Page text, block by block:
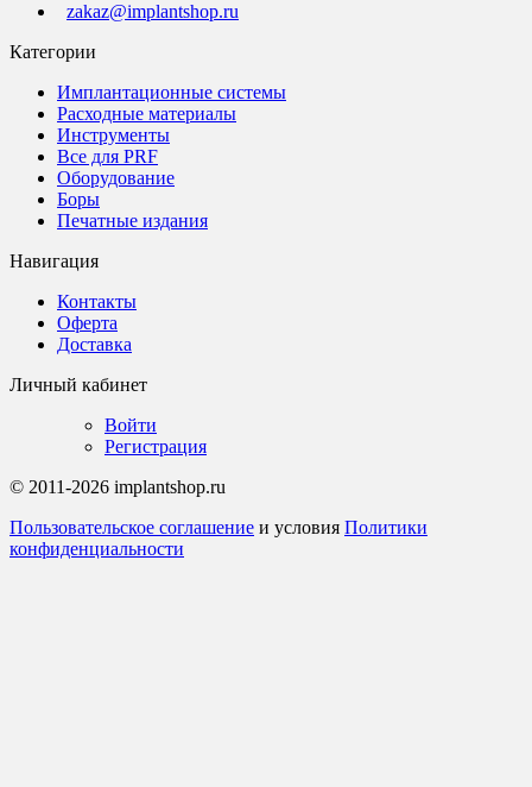
zakaz@implantshop.ru
Категории
Имплантационные системы
Расходные материалы
Инструменты
Все для PRF
Оборудование
Боры
Печатные издания
Навигация
Контакты
Оферта
Доставка
Личный кабинет
Войти
Регистрация
© 2011-2026 implantshop.ru
Пользовательское соглашение и условия Политики
конфиденциальности